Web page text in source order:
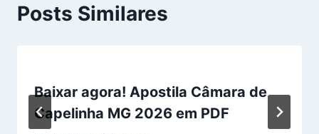
Posts Similares
Baixar agora! Apostila Câmara de
Capelinha MG 2026 em PDF